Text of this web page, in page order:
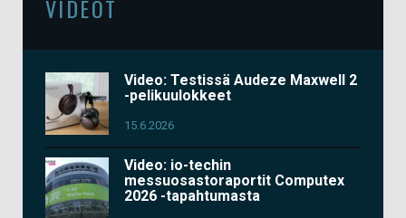
VIDEOT
Video: Testissä Audeze Maxwell 2
-pelikuulokkeet
15.6.2026
Video: io-techin
messuosastoraportit Computex
2026 -tapahtumasta